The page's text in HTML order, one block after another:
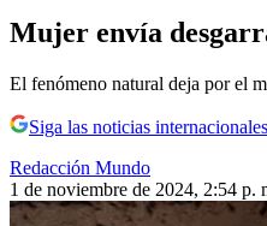
Mujer envía
El fenómeno natural deja por el
Siga las noticias
Redacción Mundo
1 de noviembre de 2024, 2:54 p.